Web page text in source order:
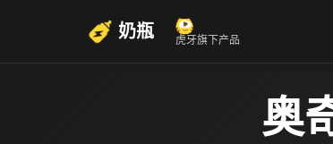
奶瓶 虎牙旗下产品
奥